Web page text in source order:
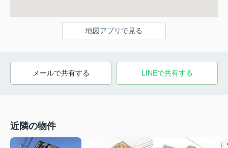
地図アプリで見る
メールで共有する LINEで共有する
近隣の物件